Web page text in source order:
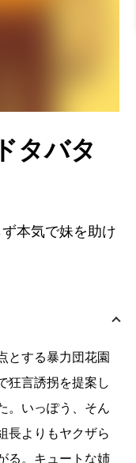
タバタ
本気で妹を助け
とする暴力団花園
狂言誘拐を提案し
。いっぽう、そん
長よりもヤクザら
る。キュートな姉